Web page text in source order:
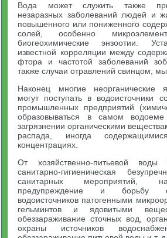
Вода может служить также
незаразных заболеваний людей и
повышенного или пониженного
солей, особенно
биогеохимические энзоотии.
известной корреляции между
фтора и частотой заболеваний
также случаи отравлений свинцом,
Наконец многие неорганические
могут поступать в водоисточники
промышленных предприятий
образовываться в самом
загрязнении органическими
распада, иногда
концентрациях.
От хозяйственно-питьевой воды
санитарно-гигиеническая
санитарных мероприятий,
предупреждение и борьбу с
водоисточников патогенными
гельминтов и ядовитыми
обеззараживание сточных вод,
охраны источников